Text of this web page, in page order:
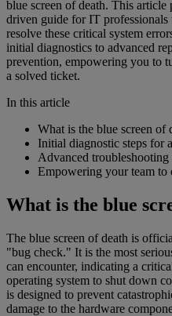
blue screen of death. This article
driven guide for IT professionals
resolve these critical system
initial diagnostics to advanced
prevention, empowering you to
a solved ticket.
In this article
What is the blue screen of
Initial diagnostic steps for
Advanced troubleshooting
Empowering your team to
What is the blue
The blue screen of death is
"bug check." It is the most
can encounter, indicating a
operating system to shut down
is designed to prevent
damage to the hardware